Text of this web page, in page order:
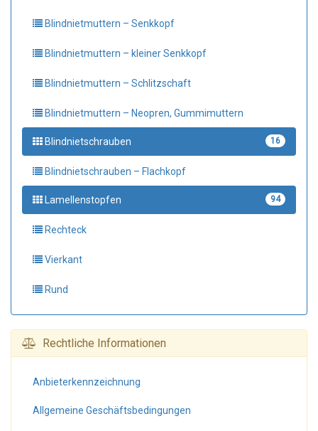
Blindnietmuttern – Senkkopf
Blindnietmuttern – kleiner Senkkopf
Blindnietmuttern – Schlitzschaft
Blindnietmuttern – Neopren, Gummimuttern
Blindnietschrauben 16
Blindnietschrauben – Flachkopf
Lamellenstopfen 94
Rechteck
Vierkant
Rund
Rechtliche Informationen
Anbieter­kennzeichnung
Allgemeine Geschäfts­bedingungen